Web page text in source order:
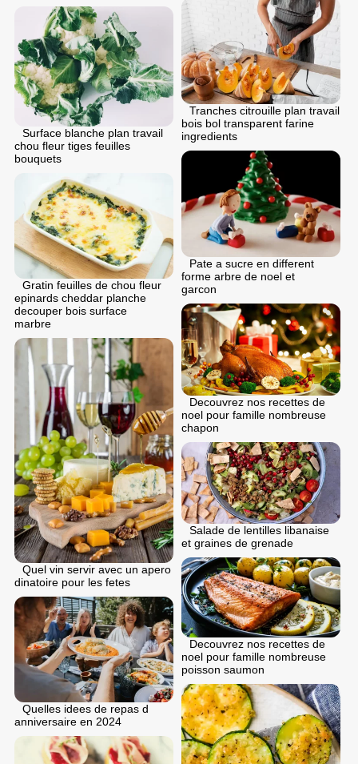
Tranches citrouille plan travail
bois bol transparent farine
ingredients
Surface blanche plan travail
chou fleur tiges feuilles
bouquets
Pate a sucre en different
forme arbre de noel et
garcon
Gratin feuilles de chou fleur
epinards cheddar planche
decouper bois surface
marbre
Decouvrez nos recettes de
noel pour famille nombreuse
chapon
Quel vin servir avec un apero
dinatoire pour les fetes
Salade de lentilles libanaise
et graines de grenade
Decouvrez nos recettes de
noel pour famille nombreuse
poisson saumon
Quelles idees de repas d
anniversaire en 2024